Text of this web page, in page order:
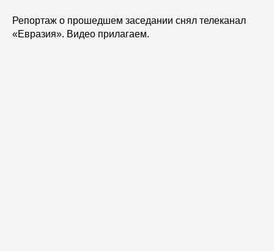
Репортаж о прошедшем заседании снял телеканал
«Евразия». Видео прилагаем.